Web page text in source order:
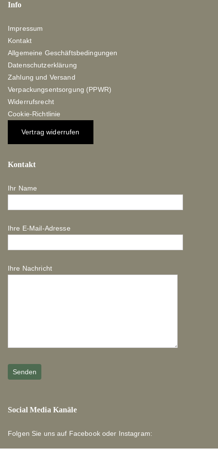
Info
Impressum
Kontakt
Allgemeine Geschäftsbedingungen
Datenschutzerklärung
Zahlung und Versand
Verpackungsentsorgung (PPWR)
Widerrufsrecht
Cookie-Richtlinie
Vertrag widerrufen
Kontakt
Ihr Name
Ihre E-Mail-Adresse
Ihre Nachricht
Social Media Kanäle
Folgen Sie uns auf Facebook oder Instagram: